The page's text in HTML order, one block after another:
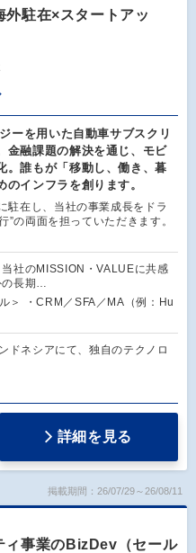
外駐在×スタートアッ
ーを用いた自動車サブスクリ
金融課題の解決を通じ、モビ
。誰もが「移動し、働き、暮
のインフラを創ります。
駐在し、当社の事業成長をドラ
”の両面を担っていただきます。
社のMISSION・VALUEに共感
長期…
＞ ・CRM／SFA／MA（例：Hu
ドネシアにて、独自のテクノロ
詳細を見る
掲載期間：26/07/29～26/08/11
ィ事業のBizDev（セール